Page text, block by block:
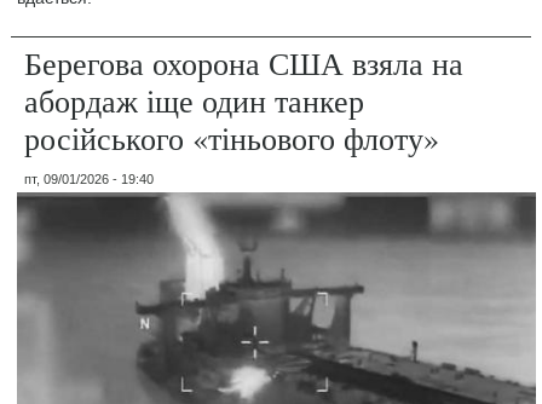
Берегова охорона США взяла на
абордаж іще один танкер
російського «тіньового флоту»
пт, 09/01/2026 - 19:40